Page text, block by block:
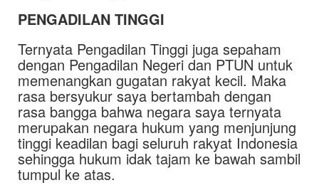
PENGADILAN TINGGI
Ternyata Pengadilan Tinggi juga sepaham
dengan Pengadilan Negeri dan PTUN untuk
memenangkan gugatan rakyat kecil. Maka
rasa bersyukur saya bertambah dengan
rasa bangga bahwa negara saya ternyata
merupakan negara hukum yang menjunjung
tinggi keadilan bagi seluruh rakyat Indonesia
sehingga hukum idak tajam ke bawah sambil
tumpul ke atas.